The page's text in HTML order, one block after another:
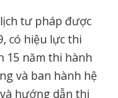
tư pháp được
có hiệu lực thi
15 năm thi hành
và ban hành hệ
hướng dẫn thi